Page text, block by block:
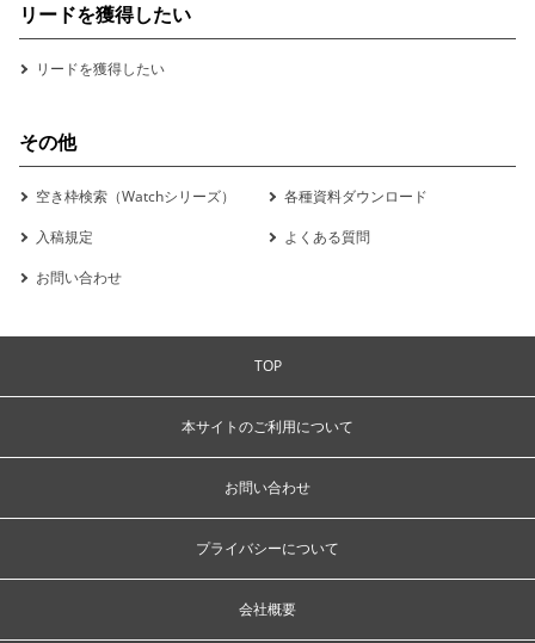
リードを獲得したい
リードを獲得したい
その他
空き枠検索（Watchシリーズ）
各種資料ダウンロード
入稿規定
よくある質問
お問い合わせ
TOP
本サイトのご利用について
お問い合わせ
プライバシーについて
会社概要